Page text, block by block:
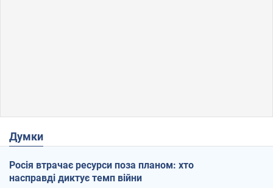
Думки
Росія втрачає ресурси поза планом: хто
насправді диктує темп війни